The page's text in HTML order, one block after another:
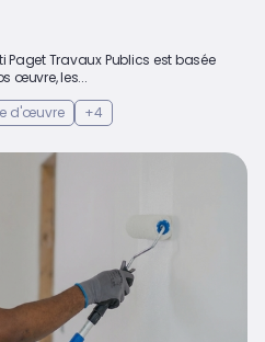
Paget Travaux Publics est basée
œuvre, les...
d'œuvre +4